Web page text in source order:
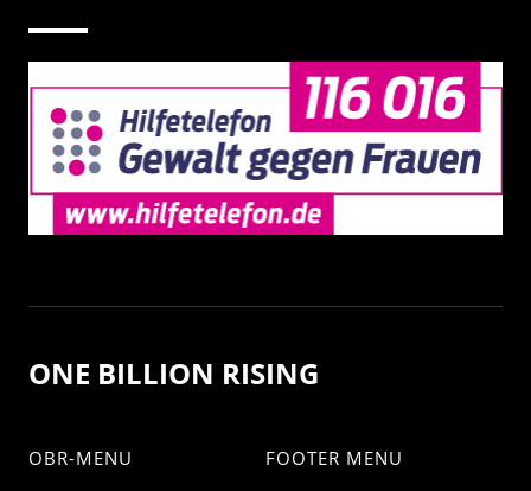
ONE BILLION RISING
OBR-MENU FOOTER MENU